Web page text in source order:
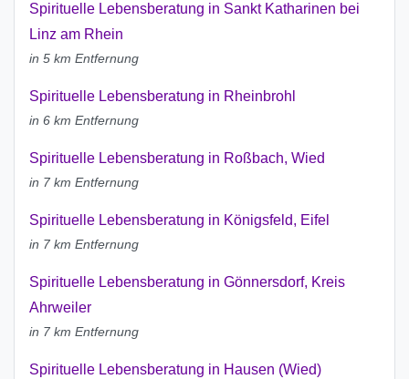
Spirituelle Lebensberatung in Sankt Katharinen bei
Linz am Rhein
in 5 km Entfernung
Spirituelle Lebensberatung in Rheinbrohl
in 6 km Entfernung
Spirituelle Lebensberatung in Roßbach, Wied
in 7 km Entfernung
Spirituelle Lebensberatung in Königsfeld, Eifel
in 7 km Entfernung
Spirituelle Lebensberatung in Gönnersdorf, Kreis
Ahrweiler
in 7 km Entfernung
Spirituelle Lebensberatung in Hausen (Wied)